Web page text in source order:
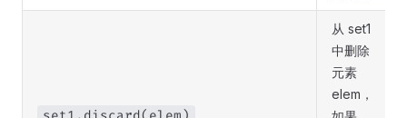
从 set1
中删除
元素
elem，